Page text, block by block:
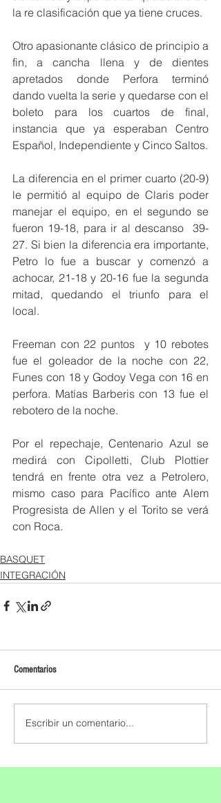
la re clasificación que ya tiene cruces.
Otro apasionante clásico de principio a
fin, a cancha llena y de dientes
apretados donde Perfora terminó
dando vuelta la serie y quedarse con el
boleto para los cuartos de final,
instancia que ya esperaban Centro
Español, Independiente y Cinco Saltos.
La diferencia en el primer cuarto (20-9)
le permitió al equipo de Claris poder
manejar el equipo, en el segundo se
fueron 19-18, para ir al descanso  39-
27. Si bien la diferencia era importante,
Petro lo fue a buscar y comenzó a
achocar, 21-18 y 20-16 fue la segunda
mitad, quedando el triunfo para el
local.
Freeman con 22 puntos  y 10 rebotes
fue el goleador de la noche con 22,
Funes con 18 y Godoy Vega con 16 en
perfora. Matías Barberis con 13 fue el
rebotero de la noche.
Por el repechaje, Centenario Azul se
medirá con Cipolletti, Club Plottier
tendrá en frente otra vez a Petrolero,
mismo caso para Pacífico ante Alem
Progresista de Allen y el Torito se verá
con Roca.
BASQUET
INTEGRACIÓN
Comentarios
Escribir un comentario...